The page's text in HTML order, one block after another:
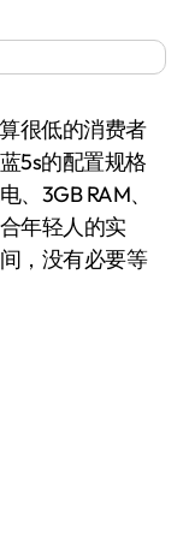
很低的消费者
5s的配置规格
3GB RAM、
年轻人的实
，没有必要等